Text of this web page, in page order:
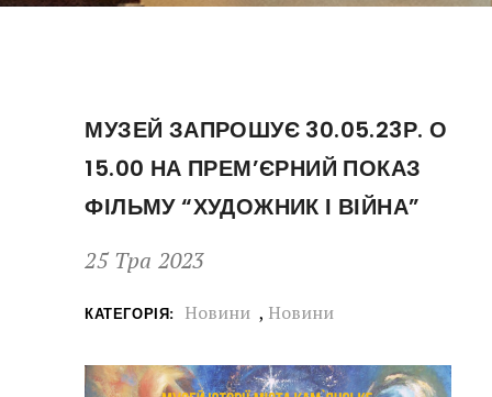
МУЗЕЙ ЗАПРОШУЄ 30.05.23Р. О
15.00 НА ПРЕМ’ЄРНИЙ ПОКАЗ
ФІЛЬМУ “ХУДОЖНИК І ВІЙНА”
25 Тра 2023
КАТЕГОРІЯ: Новини , Новини